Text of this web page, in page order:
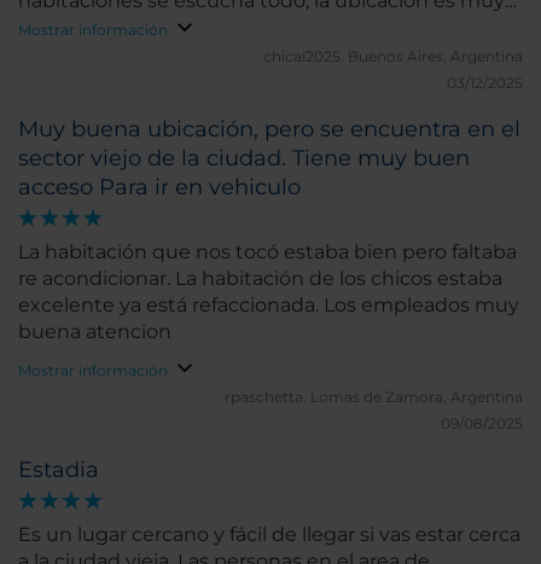
buena, linda vista del río de la plata, la atención
desde el recepcionista ,hasta las personas que
limpian, como las que te atienden en los distintos
Mostrar información
chicai2025. Buenos Aires, Argentina
03/12/2025
Muy buena ubicación, pero se encuentra en el
sector viejo de la ciudad. Tiene muy buen
acceso Para ir en vehiculo
La habitación que nos tocó estaba bien pero faltaba
re acondicionar. La habitación de los chicos estaba
excelente ya está refaccionada. Los empleados muy
buena atencion
Mostrar información
rpaschetta. Lomas de Zamora, Argentina
09/08/2025
Estadia
Es un lugar cercano y fácil de llegar si vas estar cerca